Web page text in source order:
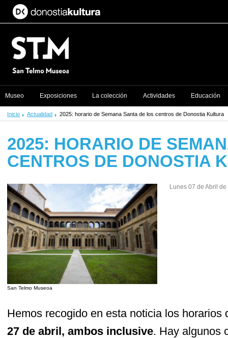
Inicio Actualidad 2025: horario de Semana Santa de los centros de Donostia Kultura
2025: HORARIO DE
CENTROS DE DONOSTIA
San Telmo Museoa
Lunes 07 de Abril
Hemos recogido en esta noticia los horarios
27 de abril, ambos inclusive. Hay algunos
Museo Exposiciones La colección Actividades Educación